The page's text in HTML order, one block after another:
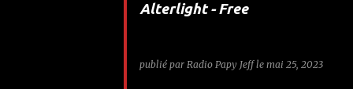
Alterlight - Free
publié par Radio Papy Jeff le mai 25, 2023